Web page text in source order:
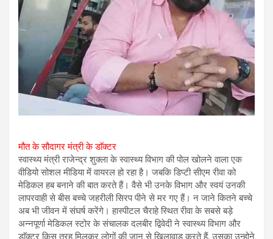
मौत के सौदागर मंत्री के डाॅक्टर
स्वास्थ्य मंत्री राजेन्द्र शुक्ला के स्वास्थ्य विभाग की पोल खोलने वाला एक
वीडियो सोशल मीडिया में वायरल हो रहा है। जबकि डिप्टी सीएम रीवा को
मेडिकल हब बनाने की बात करते हैं। वैसे भी उनके विभाग और स्वयं उनकी
लापरवाही से बीस बच्चे जहरीली सिरप पीने से मर गए हैं। न जाने कितने बच्चे
अब भी जीवन में संघर्ष करेंगे। हास्पीटल चैराहे स्थित रीवा के सबसे बड़े
अन्नपूर्णा मेडिकल स्टोर के संचालक दलबीर द्विवेदी ने स्वास्थ्य विभाग और
डाॅक्टर किस तरह मिलकर लोगों की जान से खिलावाड़ करते हैं, उसका उन्होने